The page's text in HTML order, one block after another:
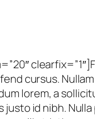
cursus.
lorem, a
id nibh.